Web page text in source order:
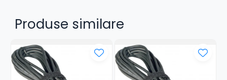
Produse similare